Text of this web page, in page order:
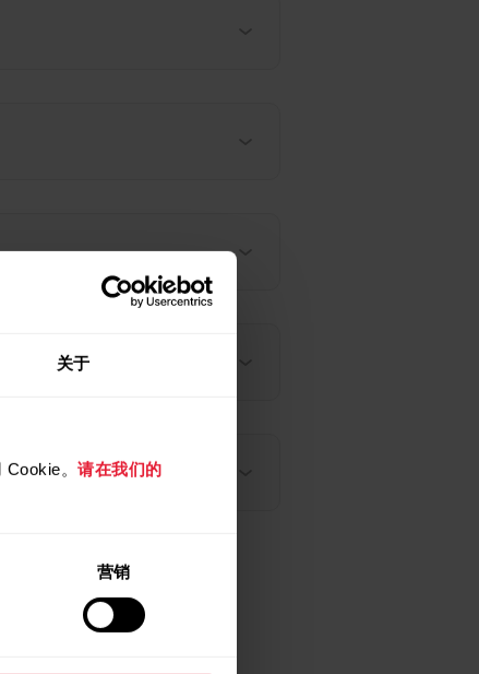
关于
。 请在我们的
营销
，说明问题详情。